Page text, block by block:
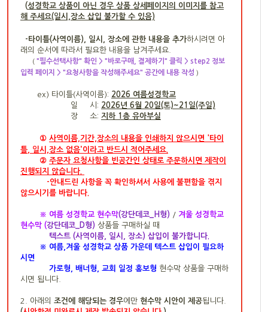
(성경학교 상품이 아닌 경우 상품 상세페이지의 이미지를 참고
해 주세요(일시,장소 삽입 불가할 수 있음)
-타이틀(사역이름), 일시, 장소에 관한 내용을 추가하시려면 아
래의 순서에 따라서 필요한 내용을 남겨주세요.
( "필수선택사항" 확인 > "바로구매, 결제하기" 클릭 > step2 정보
입력 페이지 > "요청사항을 작성해주세요" 공간에 내용 작성 )
ex) 타이틀(사역이름): 2026 여름성경학교
일 시: 2026년 6월 20일(토)~21일(주일)
장 소: 지하 1층 유아부실
① 사역이름,기간,장소의 내용을 인쇄하지 않으시면 '타이
틀
일시,장소 없음'이라고 반드시 적어주세요.
② 주문자 요청사항을 빈공간인 상태로 주문하시면 제작이
진행되지 않습니다.
-안내드린 사항을 꼭 확인하셔서 사용에 불편함을 겪지
않으시기를 바랍니다.
※ 여름 성경학교 현수막(강단데코_H형) / 겨울 성경학교
현수막 (강단데코_D형) 상품들 구매하실 때
텍스트 (사역이름, 일시, 장소) 삽입이 불가합니다.
※ 여름,겨울 성경학교 상품 가운데 텍스트 삽입이 필요하
시면
가로형, 배너형, 교회 일정 홍보형 현수막 상품을 구매하
시면 됩니다.
2. 아래의 조건에 해당되는 경우에만 현수막 시안이 제공됩니다.